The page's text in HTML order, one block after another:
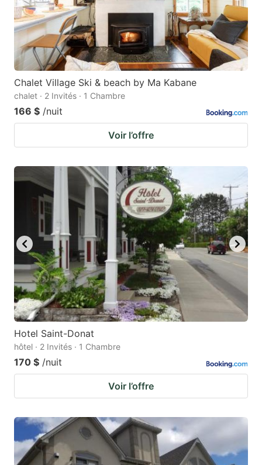
Chalet Village Ski & beach by Ma Kabane
chalet · 2 Invités · 1 Chambre
166 $ /nuit
Voir l’offre
Hotel Saint-Donat
hôtel · 2 Invités · 1 Chambre
170 $ /nuit
Voir l’offre